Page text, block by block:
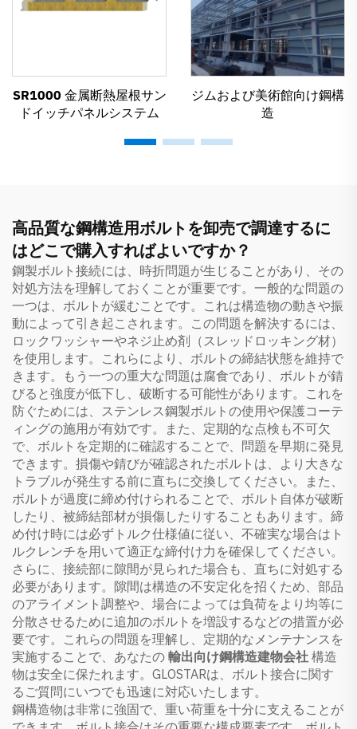
SR1000 金属断熱屋根サン
ドイッチパネルシステム
ジムおよび美術館向け鋼構
造
高品質な鋼構造用ボルトを卸売で調達するに
はどこで購入すればよいですか？
鋼製ボルト接続には、時折問題が生じることがあり、その
対処方法を理解しておくことが重要です。一般的な問題の
一つは、ボルトが緩むことです。これは構造物の動きや振
動によって引き起こされます。この問題を解決するには、
ロックワッシャーやネジ止め剤（スレッドロッキング材）
を使用します。これらにより、ボルトの締結状態を維持で
きます。もう一つの重大な問題は腐食であり、ボルトが錆
びると強度が低下し、破断する可能性があります。これを
防ぐためには、ステンレス鋼製ボルトの使用や保護コーテ
ィングの施用が有効です。また、定期的な点検も不可欠
で、ボルトを定期的に確認することで、問題を早期に発見
できます。損傷や錆びが確認されたボルトは、より大きな
トラブルが発生する前に直ちに交換してください。また、
ボルトが過度に締め付けられることで、ボルト自体が破断
したり、被締結部材が損傷したりすることもあります。締
め付け時には必ずトルク仕様値に従い、不確実な場合はト
ルクレンチを用いて適正な締付け力を確保してください。
さらに、接続部に隙間が見られた場合も、直ちに対処する
必要があります。隙間は構造の不安定化を招くため、部品
のアライメント調整や、場合によっては負荷をより均等に
分散させるために追加のボルトを増設するなどの措置が必
要です。これらの問題を理解し、定期的なメンテナンスを
実施することで、あなたの 輸出向け鋼構造建物会社 構造
物は安全に保たれます。GLOSTARは、ボルト接合に関す
るご質問にいつでも迅速に対応いたします。
鋼構造物は非常に強固で、重い荷重を十分に支えることが